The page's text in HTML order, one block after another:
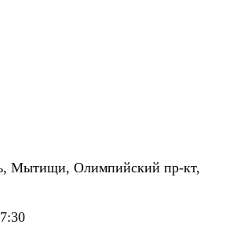
Мытищи, Олимпийский пр-кт,